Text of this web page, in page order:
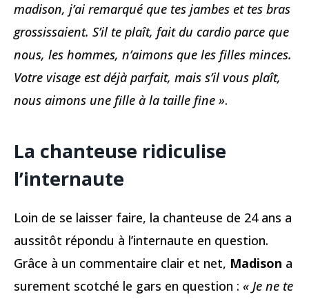
madison, j’ai remarqué que tes jambes et tes bras
grossissaient. S’il te plaît, fait du cardio parce que
nous, les hommes, n’aimons que les filles minces.
Votre visage est déjà parfait, mais s’il vous plaît,
nous aimons une fille à la taille fine ».
La chanteuse ridiculise
l’internaute
Loin de se laisser faire, la chanteuse de 24 ans a
aussitôt répondu à l’internaute en question.
Grâce à un commentaire clair et net, Madison a
surement scotché le gars en question : « Je ne te